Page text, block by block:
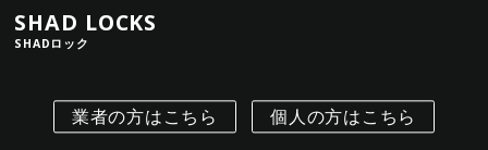
業者の方はこちら 個人の方はこちら
SHAD LOCKS
SHADロック